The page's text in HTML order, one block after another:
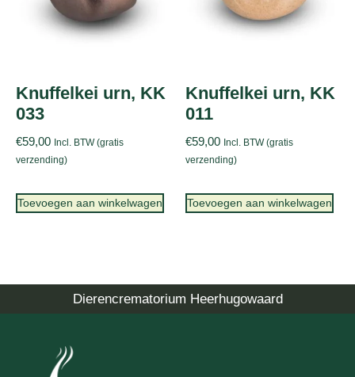
Knuffelkei urn, KK
033
€59,00 Incl. BTW (gratis
verzending)
Toevoegen aan winkelwagen
Knuffelkei urn, KK
011
€59,00 Incl. BTW (gratis
verzending)
Toevoegen aan winkelwagen
Dierencrematorium Heerhugowaard